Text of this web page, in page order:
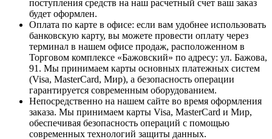
поступления средств на наш расчетный счет ваш заказ
будет оформлен.
Оплата по карте в офисе: если вам удобнее использовать
банковскую карту, вы можете провести оплату через
терминал в нашем офисе продаж, расположенном в
Торговом комплексе «Бажовский» по адресу: ул. Бажова,
91. Мы принимаем карты основных платежных систем
(Visa, MasterCard, Мир), а безопасность операции
гарантируется современным оборудованием.
Непосредственно на нашем сайте во время оформления
заказа. Мы принимаем карты Visa, MasterCard и Мир,
обеспечивая безопасность операций с помощью
современных технологий защиты данных.